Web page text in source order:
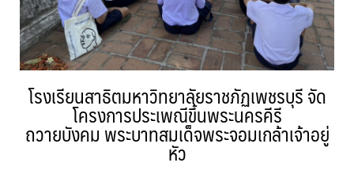
โรงเรียนสาธิตมหาวิทยาลัยราชภัฏเพชรบุรี จัด
โครงการประเพณีขึ้นพระนครคีรี
ถวายบังคม พระบาทสมเด็จพระจอมเกล้าเจ้าอยู่
หัว